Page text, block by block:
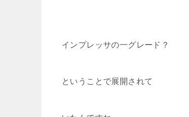
インプレッサの一グレード？
ということで展開されて